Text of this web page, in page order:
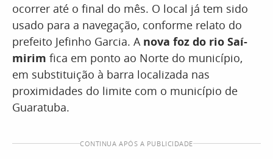
ocorrer até o final do mês. O local já tem sido
usado para a navegação, conforme relato do
prefeito Jefinho Garcia. A nova foz do rio Saí-
mirim fica em ponto ao Norte do município,
em substituição à barra localizada nas
proximidades do limite com o município de
Guaratuba.
CONTINUA APÓS A PUBLICIDADE